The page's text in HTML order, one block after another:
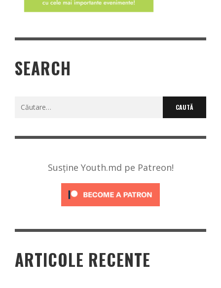
SEARCH
Caută
Susține Youth.md pe Patreon!
ARTICOLE RECENTE